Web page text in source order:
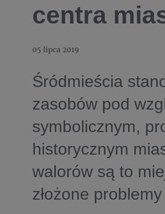
centra
05 lipca 2019
Śródmieścia
zasobów pod
symbolicznym,
historycznym
walorów są to
złożone